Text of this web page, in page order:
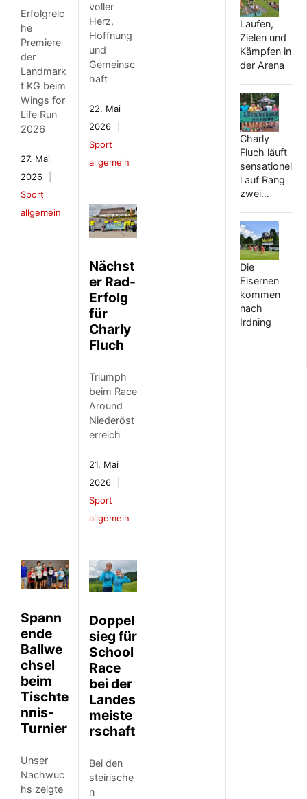
Erfolgreic
he
Premiere
der
Landmark
t KG beim
Wings for
Life Run
2026
27. Mai
2026
Sport
allgemein
voller
Herz,
Hoffnung
und
Gemeinsc
haft
22. Mai
2026
Sport
allgemein
Nächst
er Rad-
Erfolg
für
Charly
Fluch
Triumph
beim Race
Around
Niederöst
erreich
21. Mai
2026
Sport
allgemein
Spann
ende
Ballwe
chsel
beim
Tischte
nnis-
Turnier
Unser
Nachwuc
hs zeigte
Doppel
sieg für
School
Race
bei der
Landes
meiste
rschaft
Bei den
steirische
n
Laufen,
Zielen und
Kämpfen in
der Arena
Charly
Fluch läuft
sensationel
l auf Rang
zwei…
Die
Eisernen
kommen
nach
Irdning